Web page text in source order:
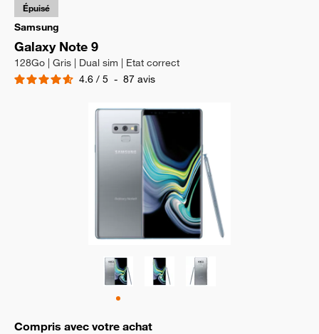
Samsung
Galaxy Note 9
128Go | Gris | Dual sim | Etat correct
4.6 / 5 - 87 avis
Épuisé
Compris avec votre achat